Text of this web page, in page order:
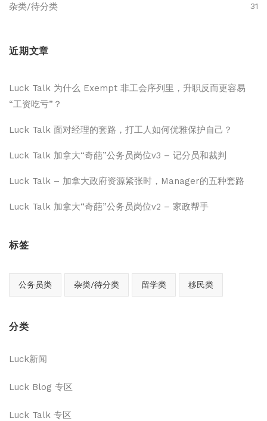
杂类/待分类 31
近期文章
Luck Talk 为什么 Exempt 非工会序列里，升职反而更容易
“工资吃亏”？
Luck Talk 面对经理的套路，打工人如何优雅保护自己？
Luck Talk 加拿大“奇葩”公务员岗位v3 – 记分员和裁判
Luck Talk – 加拿大政府资源紧张时，Manager的五种套路
Luck Talk 加拿大“奇葩”公务员岗位v2 – 家政帮手
标签
公务员类 杂类/待分类 留学类 移民类
分类
Luck新闻
Luck Blog 专区
Luck Talk 专区